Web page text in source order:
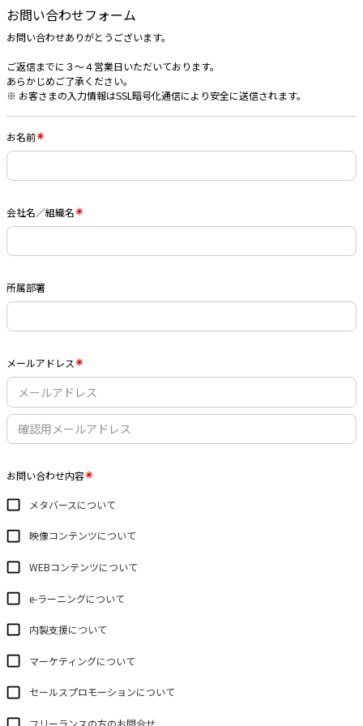
お問い合わせフォーム
お問い合わせありがとうございます。
ご返信までに３〜４営業日いただいております。
あらかじめご了承ください。
※ お客さまの入力情報はSSL暗号化通信により安全に送信されます。
お名前
会社名／組織名
所属部署
メールアドレス
お問い合わせ内容
メタバースについて
映像コンテンツについて
WEBコンテンツについて
e-ラーニングについて
内製支援について
マーケティングについて
セールスプロモーションについて
フリーランスの方のお問合せ